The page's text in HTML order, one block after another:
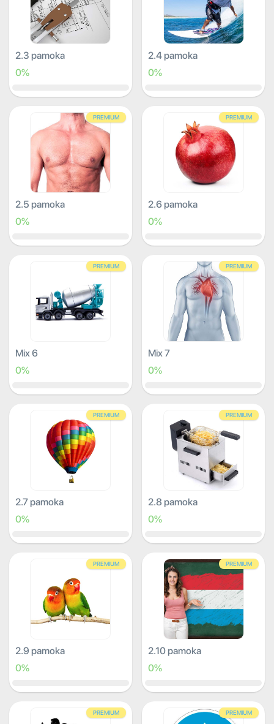
2.3 pamoka
0%
2.4 pamoka
0%
PREMIUM
2.5 pamoka
0%
PREMIUM
2.6 pamoka
0%
PREMIUM
Mix 6
0%
PREMIUM
Mix 7
0%
PREMIUM
2.7 pamoka
0%
PREMIUM
2.8 pamoka
0%
PREMIUM
2.9 pamoka
0%
PREMIUM
2.10 pamoka
0%
PREMIUM PREMIUM